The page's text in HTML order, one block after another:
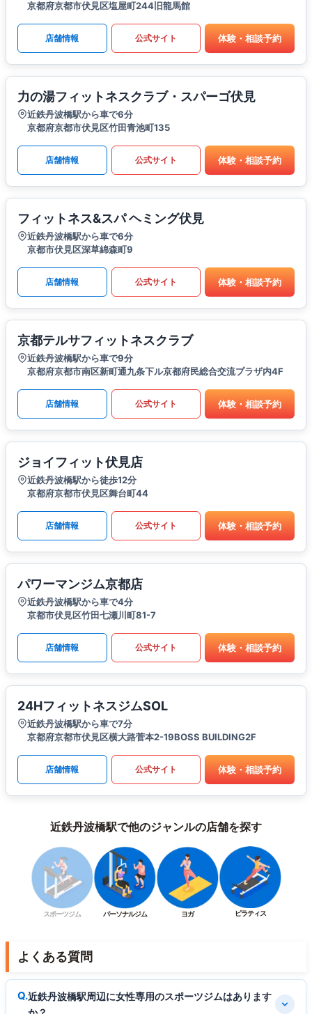
京都府京都市伏見区塩屋町244旧龍馬館
店舗情報 公式サイト 体験・相談予約
力の湯フィットネスクラブ・スパーゴ伏見
近鉄丹波橋駅から車で6分
京都府京都市伏見区竹田青池町135
店舗情報 公式サイト 体験・相談予約
フィットネス&スパ ヘミング伏見
近鉄丹波橋駅から車で6分
京都市伏見区深草綿森町9
店舗情報 公式サイト 体験・相談予約
京都テルサフィットネスクラブ
近鉄丹波橋駅から車で9分
京都府京都市南区新町通九条下ル京都府民総合交流プラザ内4F
店舗情報 公式サイト 体験・相談予約
ジョイフィット伏見店
近鉄丹波橋駅から徒歩12分
京都府京都市伏見区舞台町44
店舗情報 公式サイト 体験・相談予約
パワーマンジム京都店
近鉄丹波橋駅から車で4分
京都市伏見区竹田七瀬川町81-7
店舗情報 公式サイト 体験・相談予約
24HフィットネスジムSOL
近鉄丹波橋駅から車で7分
京都府京都市伏見区横大路菅本2-19BOSS BUILDING2F
店舗情報 公式サイト 体験・相談予約
近鉄丹波橋駅で他のジャンルの店舗を探す
スポーツジム パーソナルジム ヨガ ピラティス
よくある質問
近鉄丹波橋駅周辺に女性専用のスポーツジムはあります